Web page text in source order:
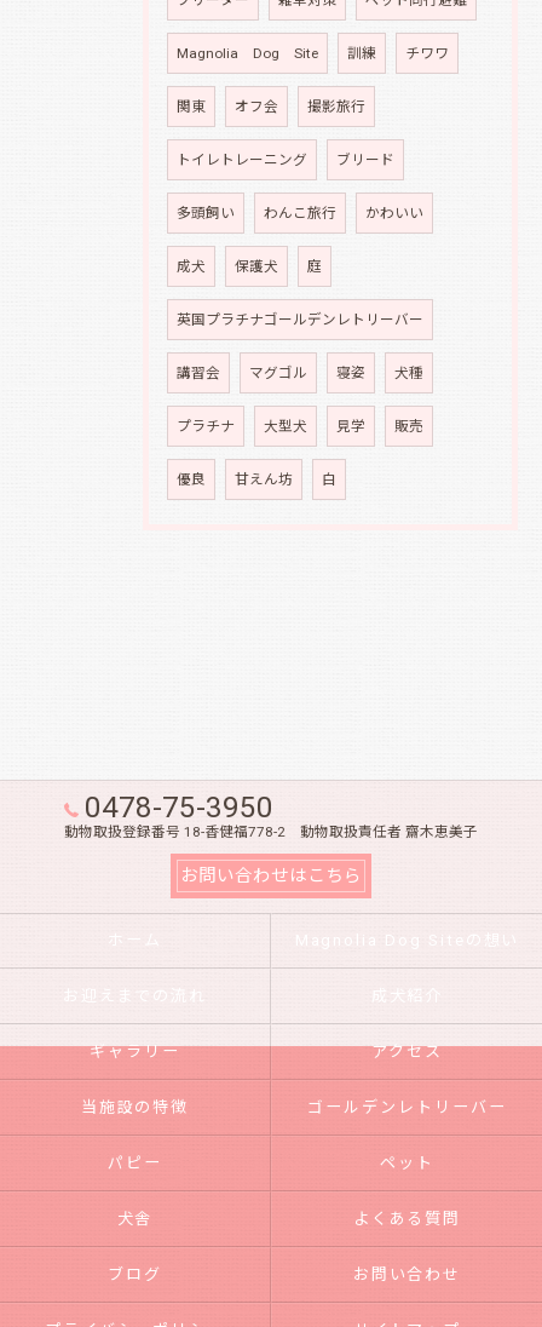
Magnolia Dog Site 訓練 チワワ
関東 オフ会 撮影旅行
トイレトレーニング ブリード
多頭飼い わんこ旅行 かわいい
成犬 保護犬 庭
英国プラチナゴールデンレトリーバー
講習会 マグゴル 寝姿 犬種
プラチナ 大型犬 見学 販売
優良 甘えん坊 白
0478-75-3950
動物取扱登録番号 18-香健福778-2 動物取扱責任者 齋木恵美子
お問い合わせはこちら
ホーム Magnolia Dog Siteの想い
お迎えまでの流れ 成犬紹介
ギャラリー アクセス
当施設の特徴 ゴールデンレトリーバー
パピー ペット
犬舎 よくある質問
ブログ お問い合わせ